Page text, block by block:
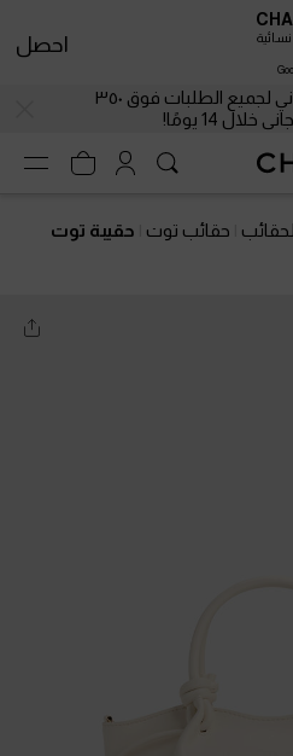
لجميع الطلبات فوق ٣٥٠
خلال 14 يومًا!
حقائب توت
حقيبة توت
احصل